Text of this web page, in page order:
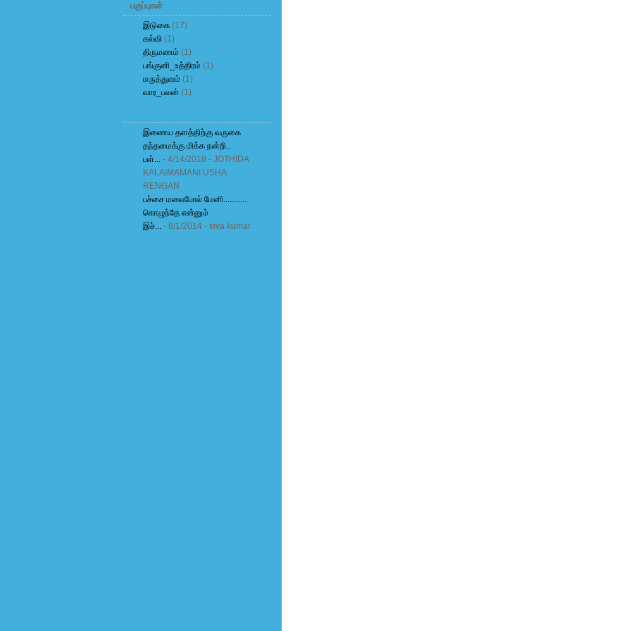
பகுப்புகள்
இடுகை(17)
கல்வி(1)
திருமணம் (1)
பங்குனி_உத்திரம் (1)
மருத்துவம் (1)
வார_பலன்(1)
இணைய தளத்திற்கு வருகை
தந்தமைக்கு மிக்க நன்றி..
பள்...- 4/14/2018 - JOTHIDA
KALAIMAMANI USHA
RENGAN
பச்சை மலைபோல் மேனி...........
கொழுந்தே என்னும்
இச்...- 8/1/2014- siva kumar